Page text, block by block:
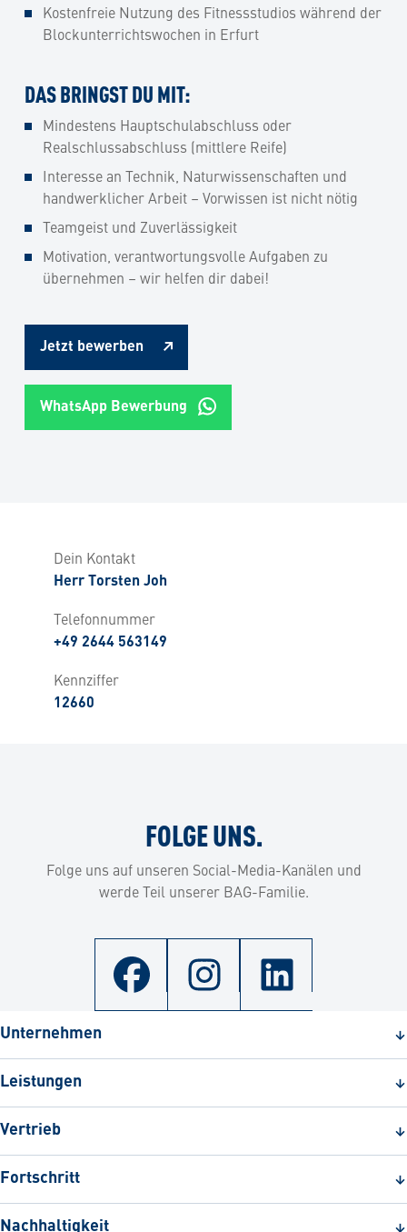
Kostenfreie Nutzung des Fitnessstudios während der
Blockunterrichtswochen in Erfurt
DAS BRINGST DU MIT:
Mindestens Hauptschulabschluss oder
Realschlussabschluss (mittlere Reife)
Interesse an Technik, Naturwissenschaften und
handwerklicher Arbeit – Vorwissen ist nicht nötig
Teamgeist und Zuverlässigkeit
Motivation, verantwortungsvolle Aufgaben zu
übernehmen – wir helfen dir dabei!
Jetzt bewerben
WhatsApp Bewerbung
Dein Kontakt
Herr Torsten Joh
Telefonnummer
+49 2644 563149
Kennziffer
12660
FOLGE UNS.
Folge uns auf unseren Social-Media-Kanälen und
werde Teil unserer BAG-Familie.
Unternehmen
Leistungen
Vertrieb
Fortschritt
Nachhaltigkeit